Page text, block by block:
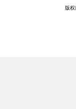
版权